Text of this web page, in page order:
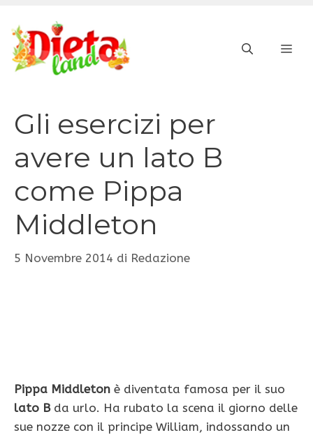
contenuto
Gli esercizi per
avere un lato B
come Pippa
Middleton
5 Novembre 2014 di Redazione
Pippa Middleton è diventata famosa per il suo
lato Bda urlo. Ha rubato la scena il giorno delle
sue nozze con il principe William, indossando un